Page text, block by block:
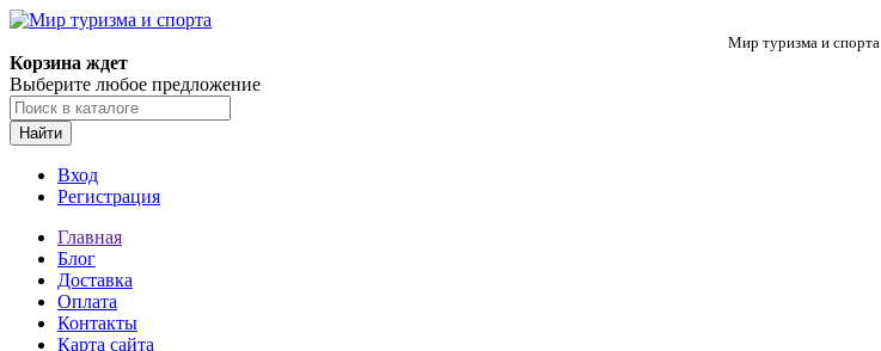
Мир туризма и спорта
Корзина ждет
Выберите любое предложение
Найти
Вход
Регистрация
Главная
Блог
Доставка
Оплата
Контакты
Карта сайта